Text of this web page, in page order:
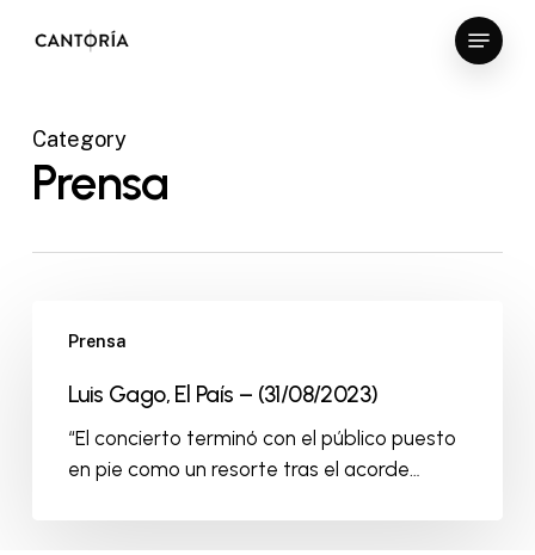
Menu
Category
Prensa
Prensa
Luis Gago, El País – (31/08/2023)
“El concierto terminó con el público puesto
en pie como un resorte tras el acorde…